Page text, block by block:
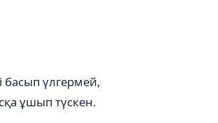
басып үлгермей,
ұшып түскен.